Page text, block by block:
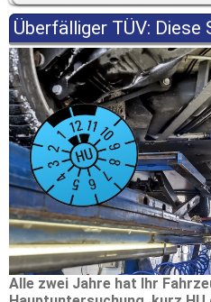
Überfälliger TÜV: Diese
Alle zwei Jahre hat Ihr